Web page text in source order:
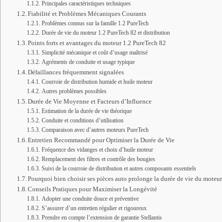
Principales caractéristiques techniques
Fiabilité et Problèmes Mécaniques Courants
Problèmes connus sur la famille 1.2 PureTech
Durée de vie du moteur 1.2 PureTech 82 et distribution
Points forts et avantages du moteur 1.2 PureTech 82
Simplicité mécanique et coût d’usage maîtrisé
Agréments de conduite et usage typique
Défaillances fréquemment signalées
Courroie de distribution humide et huile moteur
Autres problèmes possibles
Durée de Vie Moyenne et Facteurs d’Influence
Estimation de la durée de vie théorique
Conduite et conditions d’utilisation
Comparaison avec d’autres moteurs PureTech
Entretien Recommandé pour Optimiser la Durée de Vie
Fréquence des vidanges et choix d’huile moteur
Remplacement des filtres et contrôle des bougies
Suivi de la courroie de distribution et autres composants essentiels
Pourquoi bien choisir ses pièces auto prolonge la durée de vie du
Conseils Pratiques pour Maximiser la Longévité
Adopter une conduite douce et préventive
S’assurer d’un entretien régulier et rigoureux
Prendre en compte l’extension de garantie Stellantis